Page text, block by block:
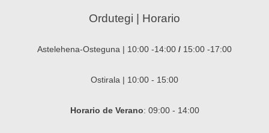
Ordutegi | Horario
Astelehena-Osteguna | 10:00 -14:00 / 15:00 -17:00
Ostirala | 10:00 - 15:00
Horario de Verano: 09:00 - 14:00